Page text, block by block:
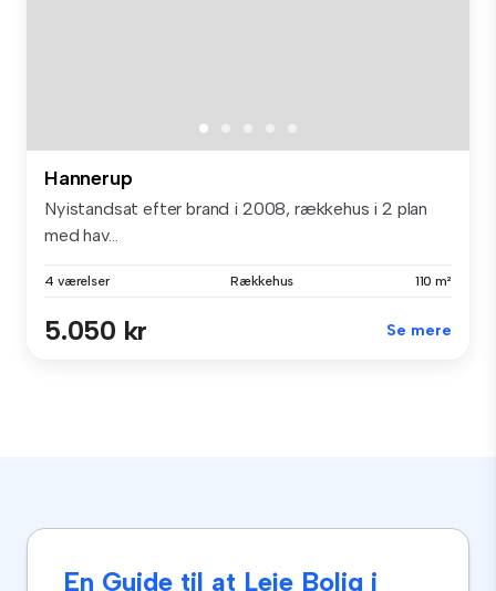
Hannerup
Nyistandsat efter brand i 2008, rækkehus i 2 plan
med hav...
4 værelser Rækkehus 110 m²
5.050 kr Se mere
En Guide til at Leje Bolig i